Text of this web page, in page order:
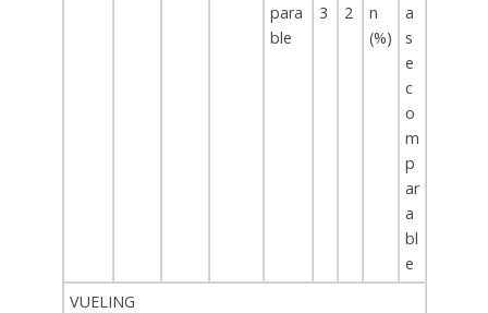
para
ble
3
2
n
(%)
a
s
e
c
o
m
p
ar
a
bl
e
VUELING